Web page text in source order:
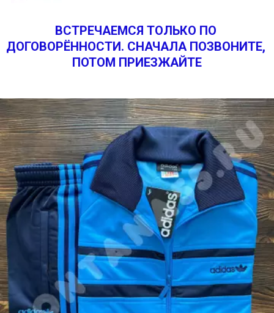
ВСТРЕЧАЕМСЯ ТОЛЬКО ПО
ДОГОВОРЁННОСТИ. СНАЧАЛА ПОЗВОНИТЕ,
ПОТОМ ПРИЕЗЖАЙТЕ